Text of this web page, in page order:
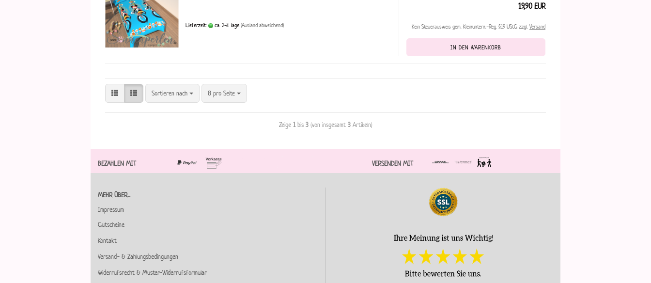
Lieferzeit: ca. 2-3 Tage (Ausland abweichend)
19,90 EUR
Kein Steuerausweis gem. Kleinuntern.-Reg. §19 UStG zzgl. Versand
IN DEN WARENKORB
Sortieren nach 8 pro Seite
Zeige 1bis 3(von insgesamt 3Artikeln)
BEZAHLEN MIT VERSENDEN MIT
MEHR ÜBER...
Impressum
Gutscheine
Kontakt
Versand- & Zahlungsbedingungen
Widerrufsrecht & Muster-Widerrufsformular